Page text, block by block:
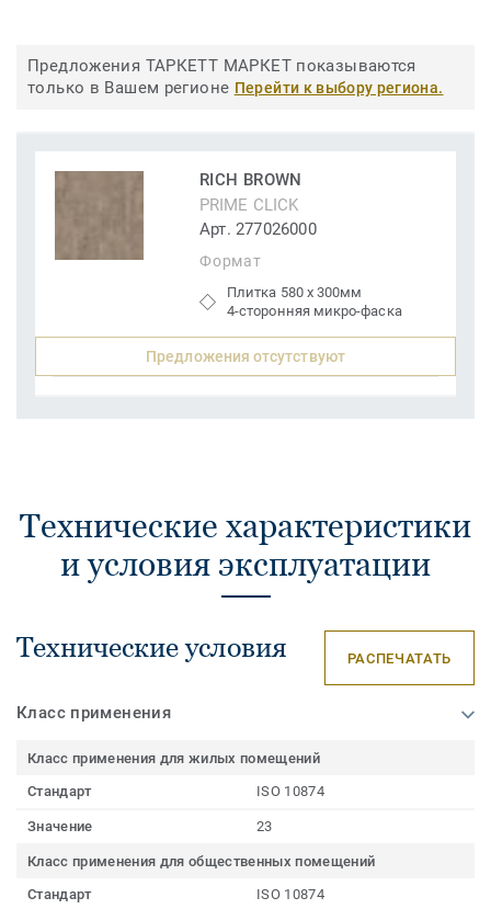
Предложения ТАРКЕТТ МАРКЕТ показываются
только в Вашем регионе Перейти к выбору региона.
RICH BROWN
PRIME CLICK
Арт. 277026000
Формат
Плитка 580 x 300мм
4-сторонняя микро-фаска
Предложения отсутствуют
Технические характеристики
и условия эксплуатации
Технические условия РАСПЕЧАТАТЬ
Класс применения
Класс применения для жилых помещений
Стандарт
ISO 10874
Значение 23
Класс применения для общественных помещений
Стандарт
ISO 10874